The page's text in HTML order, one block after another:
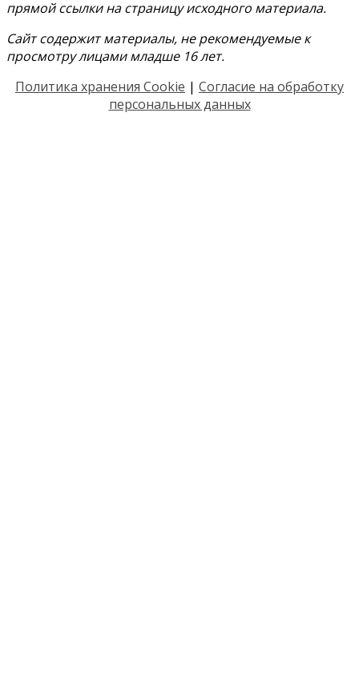
прямой ссылки на страницу исходного материала.
Сайт содержит материалы, не рекомендуемые к
просмотру лицами младше 16 лет.
Политика хранения Cookie | Согласие на обработку
персональных данных